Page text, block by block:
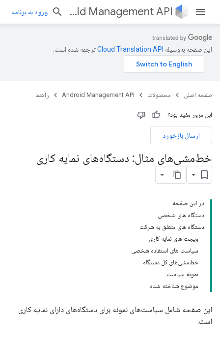
Android Management API ورود به برنامه
این صفحه به‌وسیله ترجمه شده است.
صفحه اصلی محصولات Android Management API راهنما
این مرور مفید بود؟
ارسال بازخورد
خط‌مشی‌های مثال: دستگاه‌های نمایه کاری
در این صفحه
دستگاه های شخصی
دستگاه های متعلق به شرکت
ویجت های نمایه کاری
سیاست های استفاده شخصی
خط‌مشی‌های کل دستگاه
نمونه سیاست
موضوع شناخته شده
این صفحه شامل سیاست‌های نمونه برای دستگاه‌های دارای نمایه کاری
است.